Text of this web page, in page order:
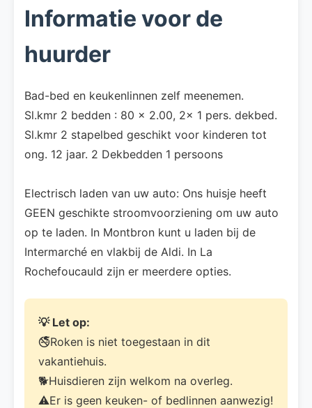
Informatie voor de
huurder
Bad-bed en keukenlinnen zelf meenemen.
Sl.kmr 2 bedden : 80 x 2.00, 2x 1 pers. dekbed.
Sl.kmr 2 stapelbed geschikt voor kinderen tot
ong. 12 jaar. 2 Dekbedden 1 persoons
Electrisch laden van uw auto: Ons huisje heeft
GEEN geschikte stroomvoorziening om uw auto
op te laden. In Montbron kunt u laden bij de
Intermarché en vlakbij de Aldi. In La
Rochefoucauld zijn er meerdere opties.
💡 Let op:
🚭Roken is niet toegestaan in dit
vakantiehuis.
🐕Huisdieren zijn welkom na overleg.
⚠️Er is geen keuken- of bedlinnen aanwezig!